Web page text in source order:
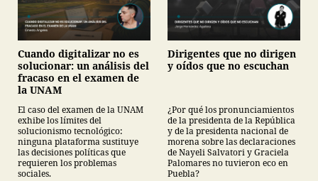
Cuando digitalizar no es
solucionar: un análisis del
fracaso en el examen de
la UNAM
El caso del examen de la UNAM
exhibe los límites del
solucionismo tecnológico:
ninguna plataforma sustituye
las decisiones políticas que
requieren los problemas
sociales.
Dirigentes que no dirigen
y oídos que no escuchan
¿Por qué los pronunciamientos
de la presidenta de la República
y de la presidenta nacional de
morena sobre las declaraciones
de Nayeli Salvatori y Graciela
Palomares no tuvieron eco en
Puebla?